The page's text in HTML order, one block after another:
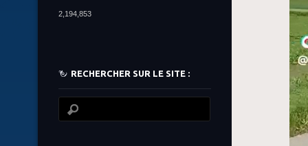
2,194,853
RECHERCHER SUR LE SITE :